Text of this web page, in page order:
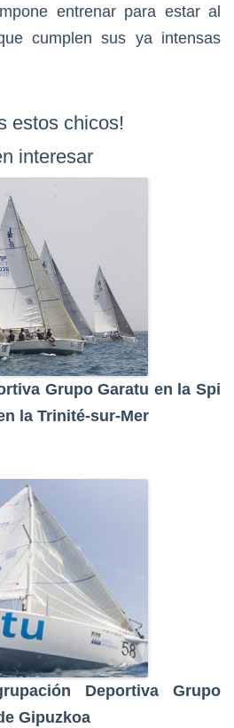
entrenar para estar al
cumplen sus ya intensas
estos chicos!
interesar
Grupo Garatu en la Spi
la Trinité-sur-Mer
Deportiva Grupo
Gipuzkoa